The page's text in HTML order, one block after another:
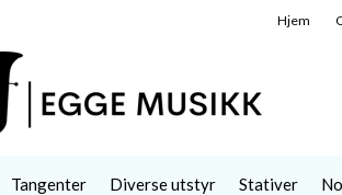
Hjem
Tangenter Diverse utstyr Stativer